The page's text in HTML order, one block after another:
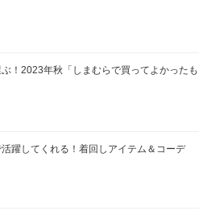
！2023年秋「しまむらで買ってよかったも
活躍してくれる！着回しアイテム＆コーデ